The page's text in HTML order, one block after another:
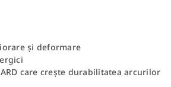
și deformare
care crește durabilitatea arcurilor